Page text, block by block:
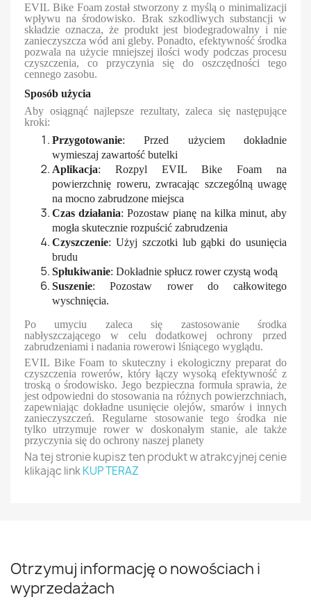
EVIL Bike Foam został stworzony z myślą o minimalizacji
wpływu na środowisko. Brak szkodliwych substancji w
składzie oznacza, że produkt jest biodegradowalny i nie
zanieczyszcza wód ani gleby. Ponadto, efektywność środka
pozwala na użycie mniejszej ilości wody podczas procesu
czyszczenia, co przyczynia się do oszczędności tego
cennego zasobu.
Sposób użycia
Aby osiągnąć najlepsze rezultaty, zaleca się następujące
kroki:
Przygotowanie: Przed użyciem dokładnie
wymieszaj zawartość butelki
Aplikacja: Rozpyl EVIL Bike Foam na
powierzchnię roweru, zwracając szczególną uwagę
na mocno zabrudzone miejsca
Czas działania: Pozostaw pianę na kilka minut, aby
mogła skutecznie rozpuścić zabrudzenia
Czyszczenie: Użyj szczotki lub gąbki do usunięcia
brudu
Spłukiwanie: Dokładnie spłucz rower czystą wodą
Suszenie: Pozostaw rower do całkowitego
wyschnięcia.
Po umyciu zaleca się zastosowanie środka
nabłyszczającego w celu dodatkowej ochrony przed
zabrudzeniami i nadania rowerowi lśniącego wyglądu.
EVIL Bike Foam to skuteczny i ekologiczny preparat do
czyszczenia rowerów, który łączy wysoką efektywność z
troską o środowisko. Jego bezpieczna formuła sprawia, że
jest odpowiedni do stosowania na różnych powierzchniach,
zapewniając dokładne usunięcie olejów, smarów i innych
zanieczyszczeń. Regularne stosowanie tego środka nie
tylko utrzymuje rower w doskonałym stanie, ale także
przyczynia się do ochrony naszej planety
Na tej stronie kupisz ten produkt w atrakcyjnej cenie
klikając linkKUP TERAZ
Otrzymuj informację o nowościach i
wyprzedażach